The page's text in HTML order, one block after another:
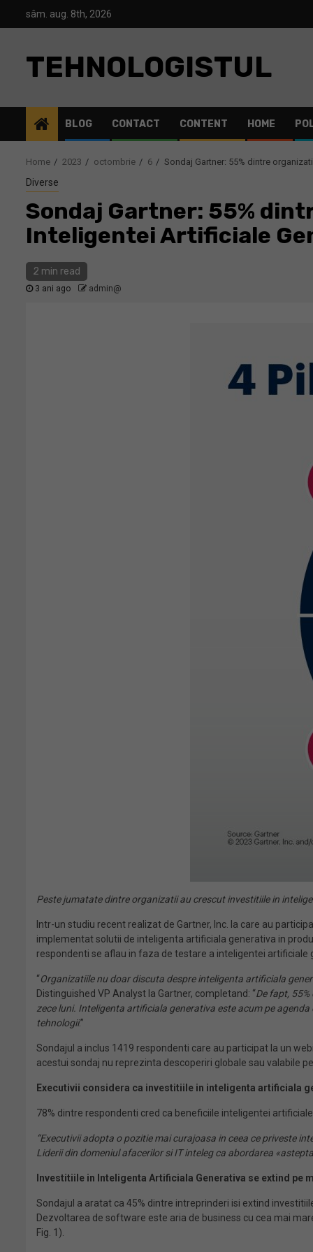
sâm. aug. 8th, 2026
TEHNOLOGISTUL
BLOG CONTACT CONTENT HOME
Home 2023 octombrie 6 Sondaj Gartner: 55% dintre
Diverse
Sondaj Gartner: 55%
Inteligentei Artificiale
2 min read
3 ani ago admin@
Peste jumatate dintre organizatii au crescut investitiile in
Intr-un studiu recent realizat de Gartner, Inc. la care au
implementat solutii de inteligenta artificiala generativa in
respondenti se aflau in faza de testare a inteligentei artificiale
“Organizatiile nu doar discuta despre inteligenta artificiala
Distinguished VP Analyst la Gartner, completand: “De fapt,
zece luni. Inteligenta artificiala generativa este acum pe
tehnologii.”
Sondajul a inclus 1419 respondenti care au participat la un
acestui sondaj nu reprezinta descoperiri globale sau valabile
Executivii considera ca investitiile in inteligenta artificiala
78% dintre respondenti cred ca beneficiile inteligentei
“Executivii adopta o pozitie mai curajoasa in ceea ce priveste
Liderii din domeniul afacerilor si IT inteleg ca abordarea
Investitiile in Inteligenta Artificiala Generativa se extind pe m
Sondajul a aratat ca 45% dintre intreprinderi isi extind
Dezvoltarea de software este aria de business cu cea mai
Fig. 1).